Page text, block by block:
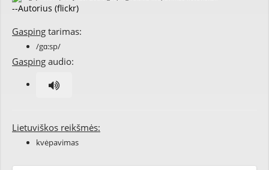
--Autorius (flickr)
Gasping tarimas:
/gɑ:sp/
Gasping audio:
Lietuviškos reikšmės:
kvėpavimas